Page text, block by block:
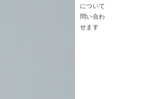
について
問い合わ
せます